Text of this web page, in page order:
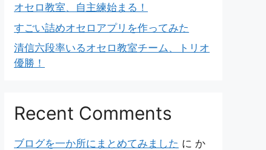
オセロ教室、自主練始まる！
すごい詰めオセロアプリを作ってみた
清信六段率いるオセロ教室チーム、トリオ
優勝！
Recent Comments
ブログを一か所にまとめてみました に か